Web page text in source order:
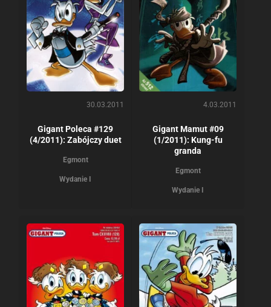
30.03.2011
Gigant Poleca #129
(4/2011): Zabójczy duet
Egmont
Wydanie I
4.03.2011
Gigant Mamut #09
(1/2011): Kung-fu
granda
Egmont
Wydanie I